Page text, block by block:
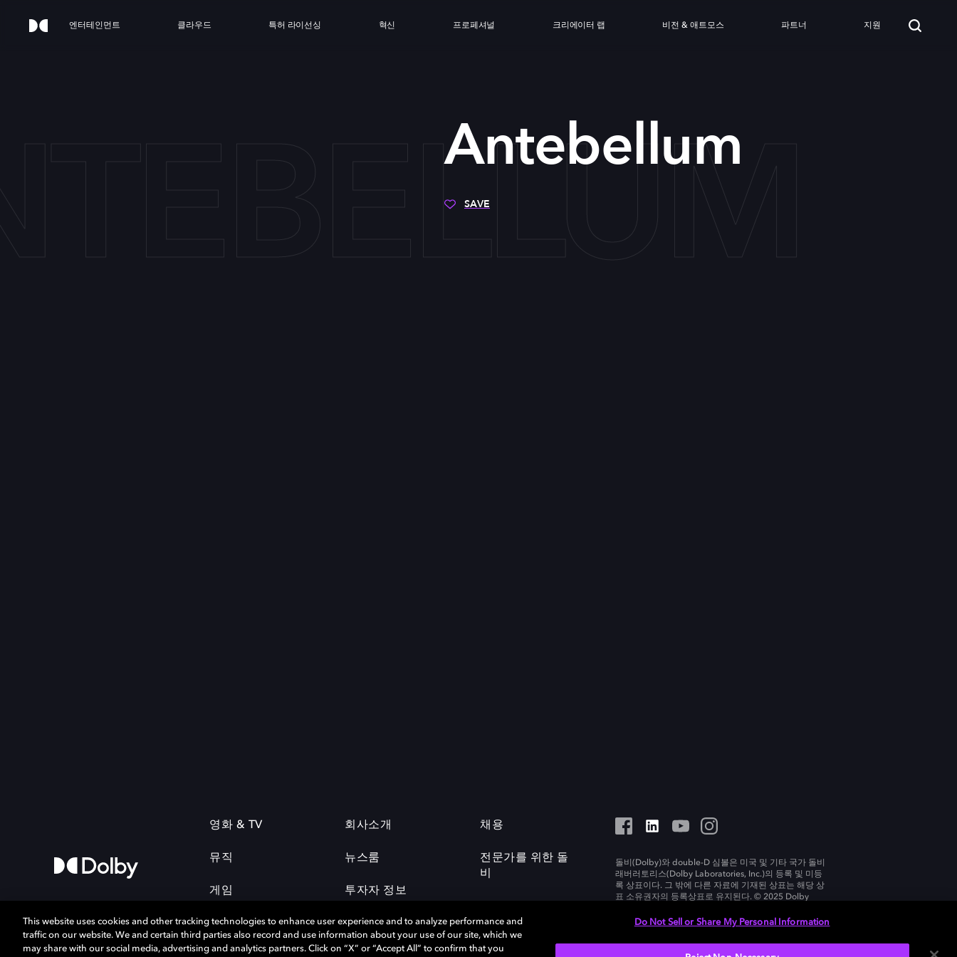
엔터테인먼트 클라우드 특허 라이선싱 혁신 프로페셔널 크리에이터 랩 비전 & 애트모스 파트너 지원
Antebellum
SAVE
영화 & TV
뮤직
게임
회사소개
뉴스룸
투자자 정보
채용
전문가를 위한 돌
비
돌비(Dolby)와 double-D 심볼은 미국 및 기타 국가 돌비
래버러토리스(Dolby Laboratories, Inc.)의 등록 및 미등
록 상표이다. 그 밖에 다른 자료에 기재된 상표는 해당 상
표 소유권자의 등록상표로 유지된다. © 2025 Dolby
This website uses cookies and other tracking technologies to enhance user experience and to analyze performance and
traffic on our website. We and certain third parties also record and use information about your use of our site, which we
may share with our social media, advertising and analytics partners. Click on “X” or “Accept All” to confirm that you
Do Not Sell or Share My Personal Information